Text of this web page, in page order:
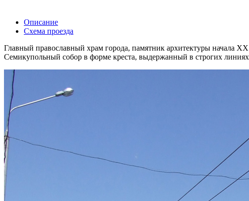
Описание
Схема проезда
Главный православный храм города, памятник архитектуры начала ХХ
Семикупольный собор в форме креста, выдержанный в строгих